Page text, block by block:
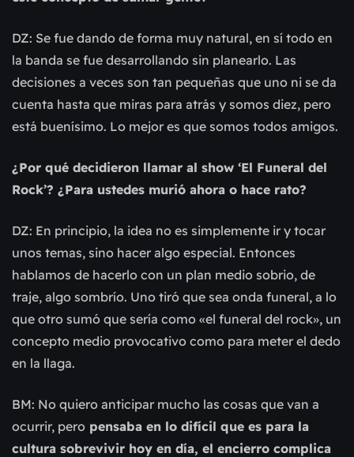
DZ: Se fue dando de forma muy natural, en sí todo en
la banda se fue desarrollando sin planearlo. Las
decisiones a veces son tan pequeñas que uno ni se da
cuenta hasta que miras para atrás y somos diez, pero
está buenísimo. Lo mejor es que somos todos amigos.
¿Por qué decidieron llamar al show ‘El Funeral del
Rock’? ¿Para ustedes murió ahora o hace rato?
DZ: En principio, la idea no es simplemente ir y tocar
unos temas, sino hacer algo especial. Entonces
hablamos de hacerlo con un plan medio sobrio, de
traje, algo sombrío. Uno tiró que sea onda funeral, a lo
que otro sumó que sería como «el funeral del rock», un
concepto medio provocativo como para meter el dedo
en la llaga.
BM: No quiero anticipar mucho las cosas que van a
ocurrir, pero pensaba en lo difícil que es para la
cultura sobrevivir hoy en día, el encierro complica